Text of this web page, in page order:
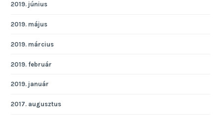
2019. június
2019. május
2019. március
2019. február
2019. január
2017. augusztus